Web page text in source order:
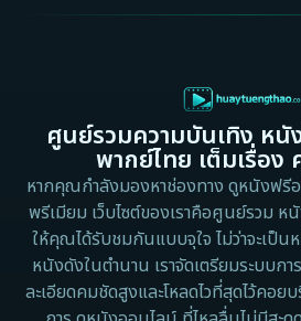
ศูนย์รวมความบันเทิง หนั
พากย์ไทย เต็มเรื่อ
หากคุณกำลังมองหาช่องทาง ดูหนังฟ
พรีเมียม เว็บไซต์ของเราคือศูนย์รวม ห
ให้คุณได้รับชมกันแบบจุใจ ไม่ว่าจะเป็น
หนังดังในตำนาน เราจัดเตรียมระบบก
ละเอียดคมชัดสูงและโหลดไวที่สุดไว้คอ